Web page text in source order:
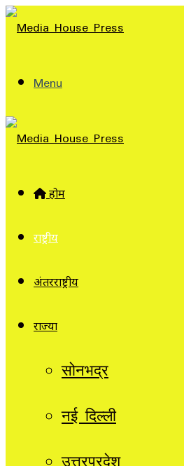
Menu
होम
राष्ट्रीय
अंतरराष्ट्रीय
राज्यों
सोनभद्र
नई दिल्ली